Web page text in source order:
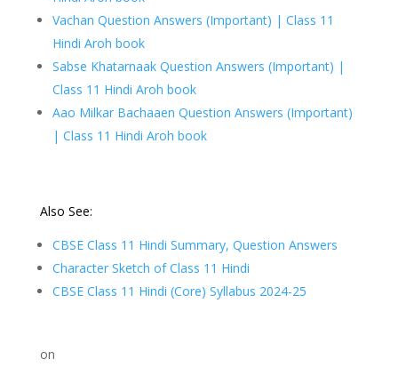
Vachan Question Answers (Important) | Class 11
Hindi Aroh book
Sabse Khatarnaak Question Answers (Important) |
Class 11 Hindi Aroh book
Aao Milkar Bachaaen Question Answers (Important)
| Class 11 Hindi Aroh book
Also See:
CBSE Class 11 Hindi Summary, Question Answers
Character Sketch of Class 11 Hindi
CBSE Class 11 Hindi (Core) Syllabus 2024-25
on